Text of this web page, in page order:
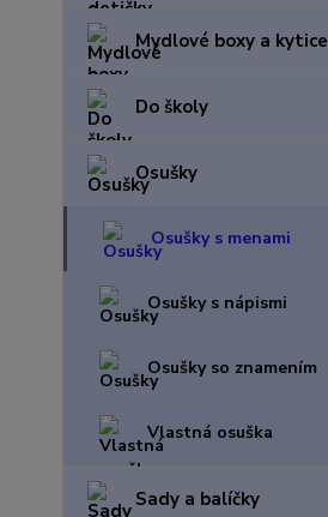
Mydlové boxy a kytice
Do školy
Osušky
Osušky s menami
Osušky s nápismi
Osušky so znamením
Vlastná osuška
Sady a balíčky